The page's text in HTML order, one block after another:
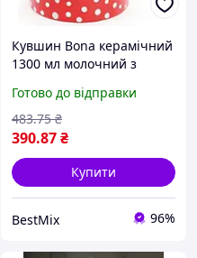
Кувшин Bona керамічний
1300 мл молочний з
Готово до відправки
390.87₴
483.75 ₴
Купити
BestMix 96%